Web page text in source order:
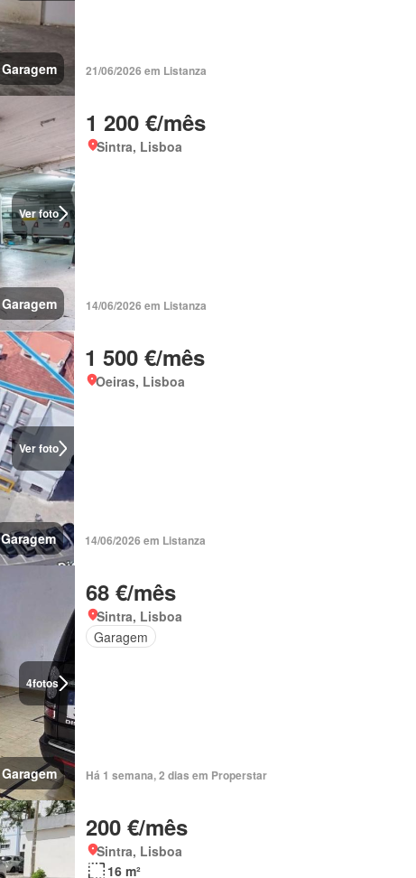
Garagem 21/06/2026 em Listanza
Ver foto
Garagem
1 200 €/mês
Sintra, Lisboa
14/06/2026 em Listanza
Ver foto
Garagem
1 500 €/mês
Oeiras, Lisboa
14/06/2026 em Listanza
4fotos
Garagem
68 €/mês
Sintra, Lisboa
Garagem
Há 1 semana, 2 dias em Properstar
200 €/mês
Sintra, Lisboa
16 m²